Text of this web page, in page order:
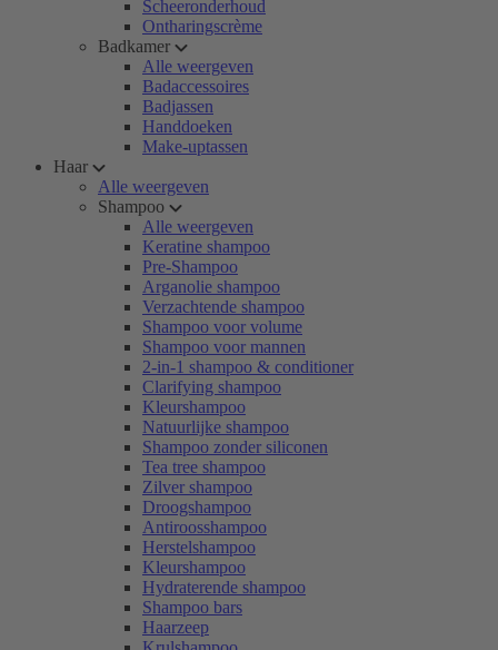
Scheeronderhoud
Ontharingscrème
Badkamer
Alle weergeven
Badaccessoires
Badjassen
Handdoeken
Make-uptassen
Haar
Alle weergeven
Shampoo
Alle weergeven
Keratine shampoo
Pre-Shampoo
Arganolie shampoo
Verzachtende shampoo
Shampoo voor volume
Shampoo voor mannen
2-in-1 shampoo & conditioner
Clarifying shampoo
Kleurshampoo
Natuurlijke shampoo
Shampoo zonder siliconen
Tea tree shampoo
Zilver shampoo
Droogshampoo
Antiroosshampoo
Herstelshampoo
Kleurshampoo
Hydraterende shampoo
Shampoo bars
Haarzeep